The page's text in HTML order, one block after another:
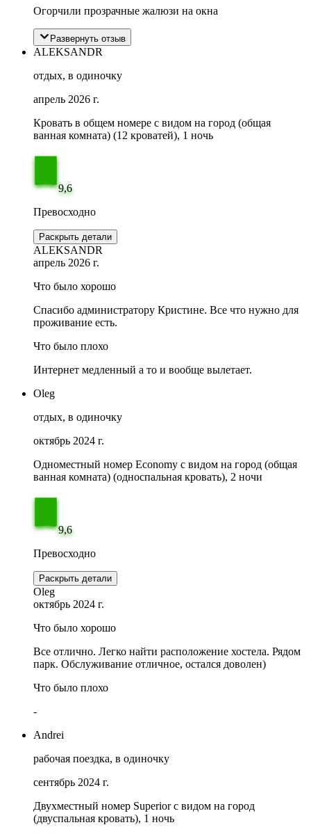
Огорчили прозрачные жалюзи на окна
Развернуть отзыв
ALEKSANDR
отдых, в одиночку
апрель 2026 г.
Кровать в общем номере с видом на город (общая
ванная комната) (12 кроватей), 1 ночь
9,6
Превосходно
Раскрыть детали
ALEKSANDR
апрель 2026 г.
Что было хорошо
Спасибо администратору Кристине. Все что нужно для
проживание есть.
Что было плохо
Интернет медленный а то и вообще вылетает.
Oleg
отдых, в одиночку
октябрь 2024 г.
Одноместный номер Economy с видом на город (общая
ванная комната) (односпальная кровать), 2 ночи
9,6
Превосходно
Раскрыть детали
Oleg
октябрь 2024 г.
Что было хорошо
Все отлично. Легко найти расположение хостела. Рядом
парк. Обслуживание отличное, остался доволен)
Что было плохо
-
Andrei
рабочая поездка, в одиночку
сентябрь 2024 г.
Двухместный номер Superior с видом на город
(двуспальная кровать), 1 ночь